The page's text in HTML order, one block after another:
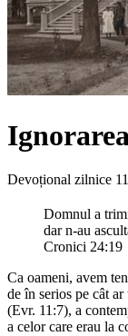
Devoțional zilnice
Domnul a
dar n-au
Cronici 24:19
Ca oameni, avem
de în serios pe cât
(Evr. 11:7), a
a celor care erau la